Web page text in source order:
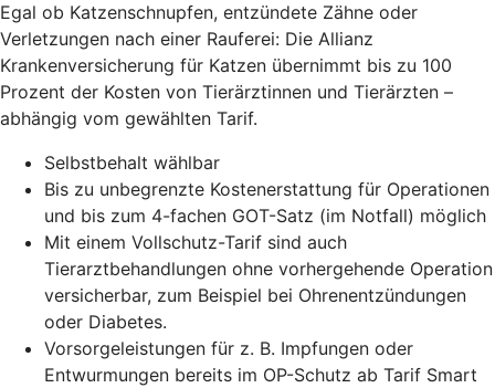
Egal ob Katzenschnupfen, entzündete Zähne oder
Verletzungen nach einer Rauferei: Die Allianz
Krankenversicherung für Katzen übernimmt bis zu 100
Prozent der Kosten von Tierärztinnen und Tierärzten –
abhängig vom gewählten Tarif.
Selbstbehalt wählbar
Bis zu unbegrenzte Kostenerstattung für Operationen
und bis zum 4-fachen GOT-Satz (im Notfall) möglich
Mit einem Vollschutz-Tarif sind auch
Tierarztbehandlungen ohne vorhergehende Operation
versicherbar, zum Beispiel bei Ohrenentzündungen
oder Diabetes.
Vorsorgeleistungen für z. B. Impfungen oder
Entwurmungen bereits im OP-Schutz ab Tarif Smart